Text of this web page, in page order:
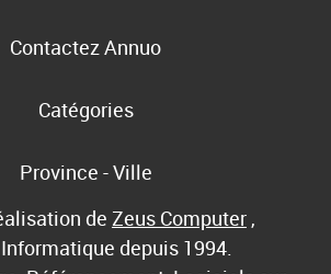
Contactez Annuo
Catégories
Province - Ville
de Zeus Computer ,
depuis 1994.